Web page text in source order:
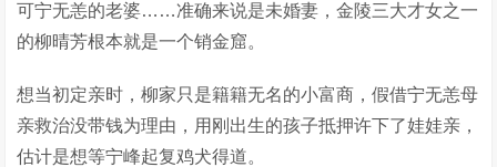
可宁无恙的老婆……准确来说是未婚妻，金陵三大才女之一
的柳晴芳根本就是一个销金窟。
想当初定亲时，柳家只是籍籍无名的小富商，假借宁无恙母
亲救治没带钱为理由，用刚出生的孩子抵押许下了娃娃亲，
估计是想等宁峰起复鸡犬得道。